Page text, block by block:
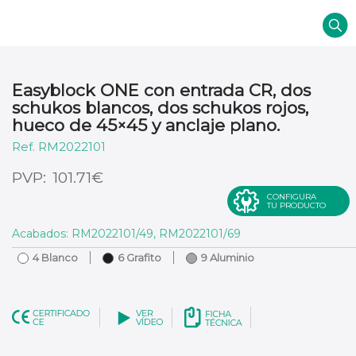
Easyblock ONE con entrada CR, dos
schukos blancos, dos schukos rojos,
hueco de 45×45 y anclaje plano.
101.71€
RM2022101
CONFIGURA
TU PRODUCTO
Acabados: RM2022101/49, RM2022101/69
4 Blanco 6 Grafito 9 Aluminio